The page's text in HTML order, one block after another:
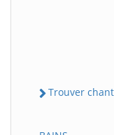
Trouver